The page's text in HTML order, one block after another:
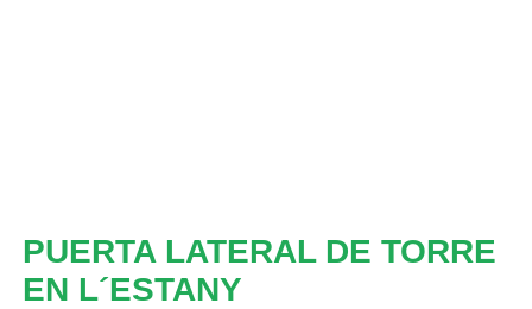
PUERTA LATERAL DE TORRE
EN L´ESTANY